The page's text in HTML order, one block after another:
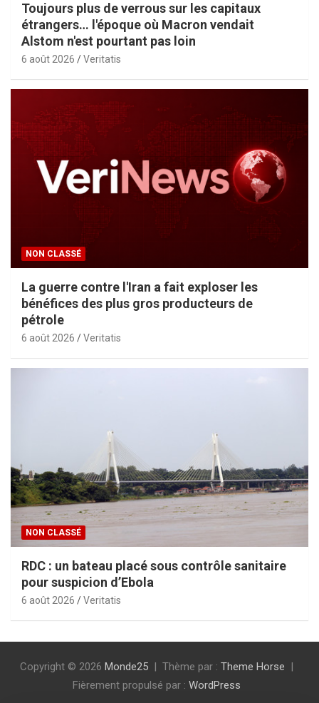
Toujours plus de verrous sur les capitaux
étrangers… l'époque où Macron vendait
Alstom n'est pourtant pas loin
6 août 2026 Veritatis
NON CLASSÉ
La guerre contre l'Iran a fait exploser les
bénéfices des plus gros producteurs de
pétrole
6 août 2026 Veritatis
NON CLASSÉ
RDC : un bateau placé sous contrôle sanitaire
pour suspicion d’Ebola
6 août 2026 Veritatis
Copyright © 2026 Monde25 Thème par : Theme Horse
Fièrement propulsé par : WordPress